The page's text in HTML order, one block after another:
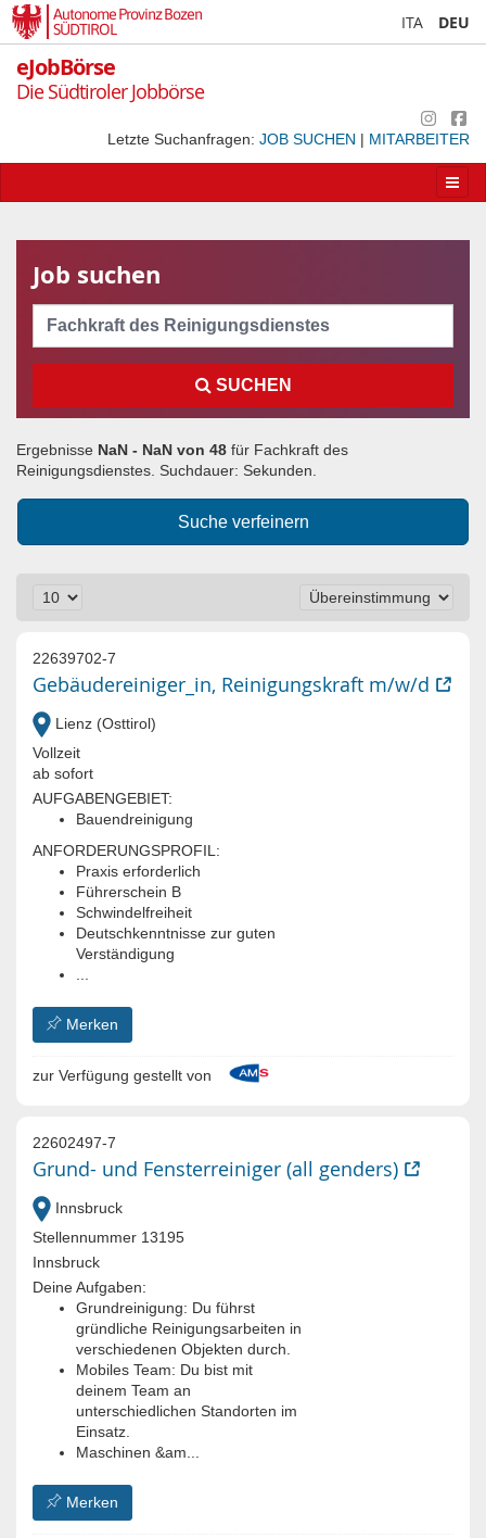
Autonome Provinz Bozen
SÜDTIROL
ITA DEU
eJobBörse
Die Südtiroler Jobbörse
Letzte Suchanfragen: JOB SUCHEN | MITARBEITER
Apri/
la
Job suchen
SUCHEN
Ergebnisse NaN - NaN von 48 für Fachkraft des
Reinigungsdienstes. Suchdauer: Sekunden.
Suche verfeinern
22639702-7
Gebäudereiniger_in, Reinigungskraft m/w/d
Lienz (Osttirol)
Vollzeit
ab sofort
AUFGABENGEBIET:
Bauendreinigung
ANFORDERUNGSPROFIL:
Praxis erforderlich
Führerschein B
Schwindelfreiheit
Deutschkenntnisse zur guten
Verständigung
...
Merken
zur Verfügung gestellt von
22602497-7
Grund- und Fensterreiniger (all genders)
Innsbruck
Stellennummer 13195
Innsbruck
Deine Aufgaben:
Grundreinigung: Du führst
gründliche Reinigungsarbeiten in
verschiedenen Objekten durch.
Mobiles Team: Du bist mit
deinem Team an
unterschiedlichen Standorten im
Einsatz.
Maschinen &am...
Merken